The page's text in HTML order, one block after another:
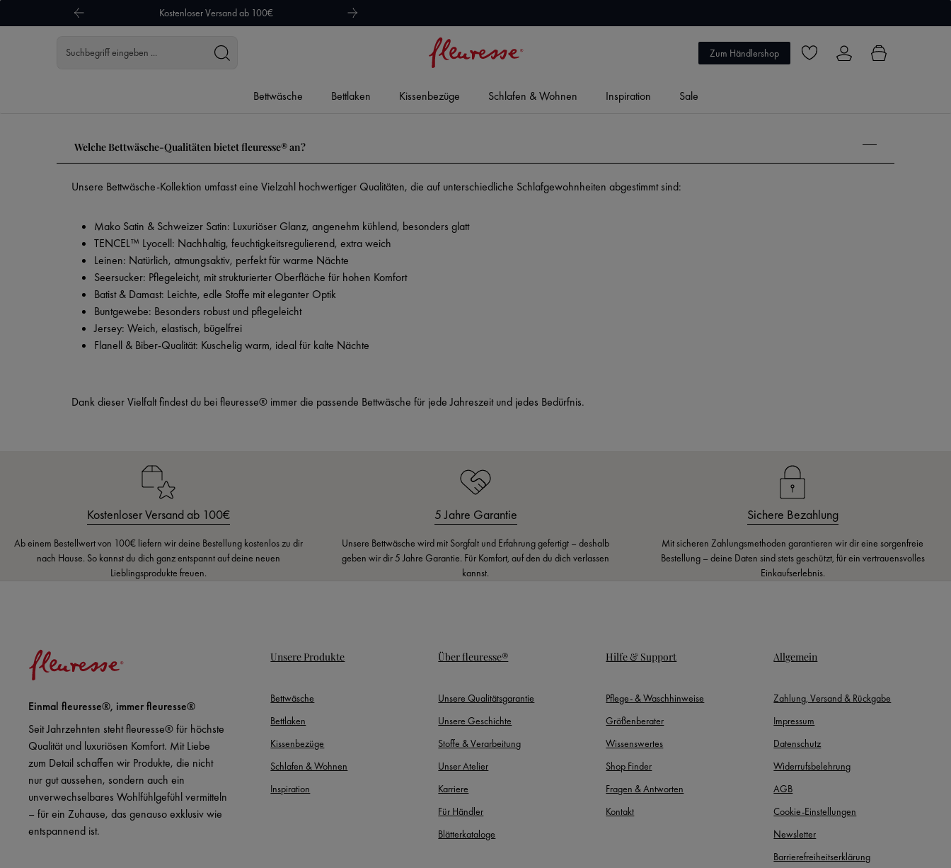
Hauptinhalt springen
Zur Suche springen
Zur Hauptnavigation springenKostenloser Versand ab 100€
Zum Händlershop Du hast 0 Produkte auf dem
Bettwäsche Bettlaken Kissenbezüge Schlafen & Wohnen Inspiration Sale
Welche Bettwäsche-Qualitäten bietet fleuresse® an?
Unsere Bettwäsche-Kollektion umfasst eine Vielzahl hochwertiger Qualitäten, die auf unterschiedliche Schlafgewohnheiten abgestimmt sind:
Mako Satin & Schweizer Satin: Luxuriöser Glanz, angenehm kühlend, besonders glatt
TENCEL™ Lyocell: Nachhaltig, feuchtigkeitsregulierend, extra weich
Leinen: Natürlich, atmungsaktiv, perfekt für warme Nächte
Seersucker: Pflegeleicht, mit strukturierter Oberfläche für hohen Komfort
Batist & Damast: Leichte, edle Stoffe mit eleganter Optik
Buntgewebe: Besonders robust und pflegeleicht
Jersey: Weich, elastisch, bügelfrei
Flanell & Biber-Qualität: Kuschelig warm, ideal für kalte Nächte
Dank dieser Vielfalt findest du bei fleuresse® immer die passende Bettwäsche für jede Jahreszeit und jedes Bedürfnis.
Kostenloser Versand ab 100€
Ab einem Bestellwert von 100€ liefern wir deine Bestellung kostenlos zu dir
nach Hause. So kannst du dich ganz entspannt auf deine neuen
Lieblingsprodukte freuen.
5 Jahre Garantie
Unsere Bettwäsche wird mit Sorgfalt und Erfahrung gefertigt – deshalb
geben wir dir 5 Jahre Garantie. Für Komfort, auf den du dich verlassen
kannst.
Sichere Bezahlung
Mit sicheren Zahlungsmethoden garantieren wir dir eine sorgenfreie
Bestellung – deine Daten sind stets geschützt, für ein vertrauensvolles
Einkaufserlebnis.
Einmal fleuresse®, immer fleuresse®
Seit Jahrzehnten steht fleuresse® für höchste
Qualität und luxuriösen Komfort. Mit Liebe
zum Detail schaffen wir Produkte, die nicht
nur gut aussehen, sondern auch ein
unverwechselbares Wohlfühlgefühl vermitteln
– für ein Zuhause, das genauso exklusiv wie
entspannend ist.
Unsere Produkte
Bettwäsche
Bettlaken
Kissenbezüge
Schlafen & Wohnen
Inspiration
Über fleuresse®
Unsere Qualitätsgarantie
Unsere Geschichte
Stoffe & Verarbeitung
Unser Atelier
Karriere
Für Händler
Blätterkataloge
Hilfe & Support
Pflege- & Waschhinweise
Größenberater
Wissenswertes
Shop Finder
Fragen & Antworten
Kontakt
Allgemein
Zahlung, Versand & Rückgabe
Impressum
Datenschutz
Widerrufsbelehrung
AGB
Cookie-Einstellungen
Newsletter
Barrierefreiheitserklärung